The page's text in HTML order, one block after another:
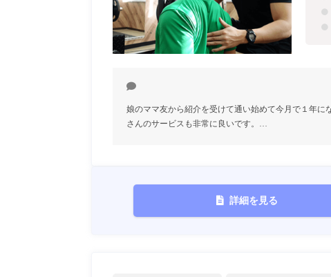
娘のママ友から紹介を受けて通い始めて今月で１年
さんのサービスも非常に良いです。…
詳細を見る